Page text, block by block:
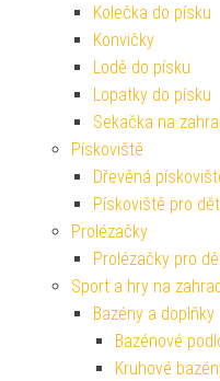
Kolečka do písku
Konvičky
Lodě do písku
Lopatky do písku
Sekačka na
Pískoviště
Dřevěná
Pískoviště pro
Prolézačky
Prolézačky pro
Sport a hry na
Bazény a doplňky
Bazénové
Kruhové